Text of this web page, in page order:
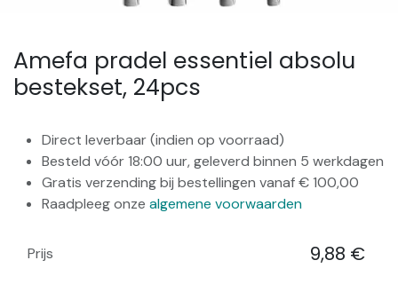
Amefa pradel essentiel absolu
bestekset, 24pcs
Direct leverbaar (indien op voorraad)
Besteld vóór 18:00 uur, geleverd binnen 5 werkdagen
Gratis verzending bij bestellingen vanaf € 100,00
Raadpleeg onze algemene voorwaarden
Prijs 9,88 €